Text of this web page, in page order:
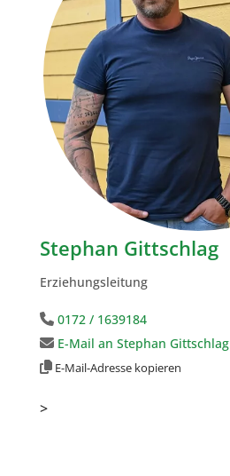
Stephan Gittschlag
Erziehungsleitung
0172 / 1639184
E-Mail an Stephan Gittschlag
E-Mail-Adresse kopieren
>